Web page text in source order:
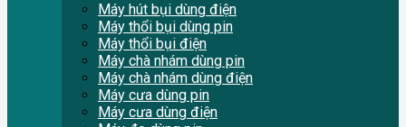
Máy hút bụi dùng điện
Máy thổi bụi dùng pin
Máy thổi bụi điện
Máy chà nhám dùng pin
Máy chà nhám dùng điện
Máy cưa dùng pin
Máy cưa dùng điện